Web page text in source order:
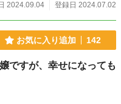
2024.09.04
登録日 2024.07.02
お気に入り追加 142
ですが、幸せになっても